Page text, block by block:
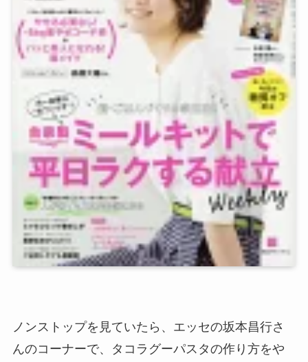
ノンストップを見ていたら、エッセの坂本昌行さ
んのコーナーで、タコラグーパスタの作り方をや